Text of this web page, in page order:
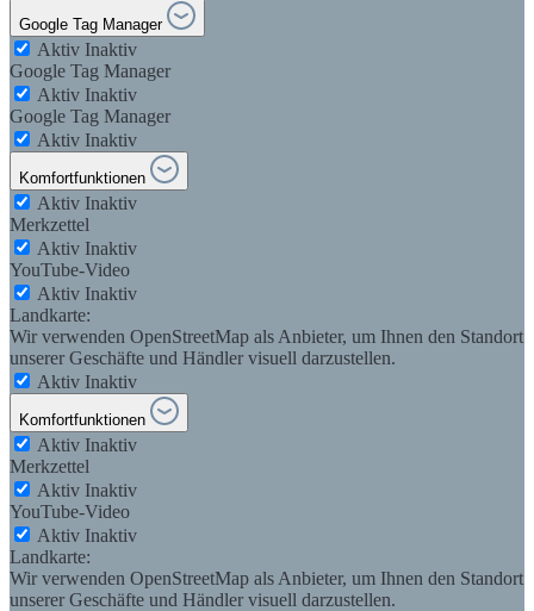
Google Tag Manager
Aktiv Inaktiv
Google Tag Manager
Aktiv Inaktiv
Google Tag Manager
Aktiv Inaktiv
Komfortfunktionen
Aktiv Inaktiv
Merkzettel
Aktiv Inaktiv
YouTube-Video
Aktiv Inaktiv
Landkarte:
Wir verwenden OpenStreetMap als Anbieter, um Ihnen den Standort
unserer Geschäfte und Händler visuell darzustellen.
Aktiv Inaktiv
Komfortfunktionen
Aktiv Inaktiv
Merkzettel
Aktiv Inaktiv
YouTube-Video
Aktiv Inaktiv
Landkarte:
Wir verwenden OpenStreetMap als Anbieter, um Ihnen den Standort
unserer Geschäfte und Händler visuell darzustellen.